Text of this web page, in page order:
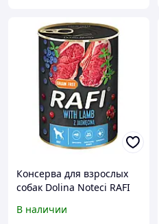
Консерва для взрослых
собак Dolina Noteci RAFI
и клюква, 400 г
В наличии